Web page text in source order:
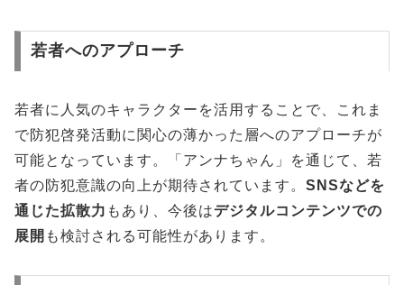
若者へのアプローチ
若者に人気のキャラクターを活用することで、これま
で防犯啓発活動に関心の薄かった層へのアプローチが
可能となっています。「アンナちゃん」を通じて、若
者の防犯意識の向上が期待されています。 SNSなどを
通じた拡散力 もあり、今後はデジタルコンテンツでの
展開 も検討される可能性があります。